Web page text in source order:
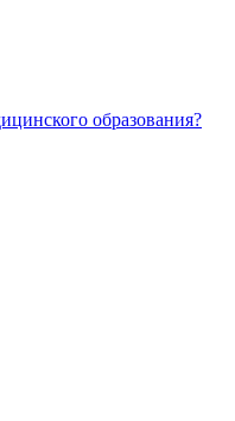
образования?